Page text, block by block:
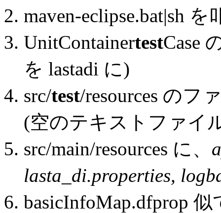
maven-eclipse.bat|sh を
UnitContainertestCase
を lastadi に)
src/test/resources のフ
(空のテキストファイ
src/main/resources に、
lasta_di.properties,
basicInfoMap.dfprop